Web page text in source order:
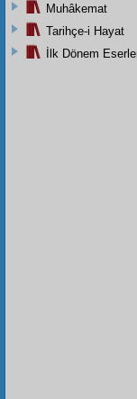
Muhâkemat
Tarihçe-i Hayat
İlk Dönem